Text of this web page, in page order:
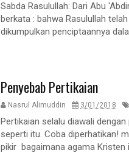
Sabda Rasulullah: Dari Abu
berkata : bahwa Rasulullah
dikumpulkan penciptaannya
Penyebab Pertikaian
Nasrul Alimuddin 3/01/2018
Pertikaian selalu diawali
seperti itu. Coba diperhatikan!
pikir bagaimana agama Kristen